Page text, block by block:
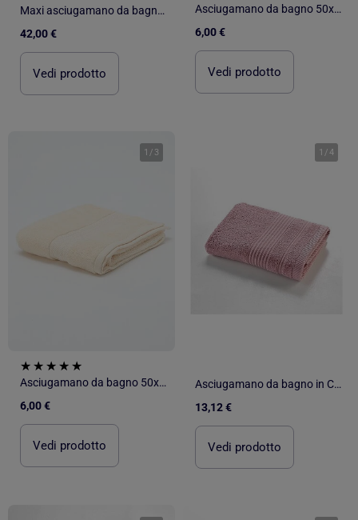
Maxi asciugamano da bagno cotone lino spugna LINA
42,00 €
Vedi prodotto
Asciugamano da bagno 50x90 cm
6,00 €
Vedi prodotto
1 / 3
Asciugamano da bagno 50x90 cm
6,00 €
Vedi prodotto
1 /4
Asciugamano da bagno in Cotone Douceur d'Intérieur
13,12 €
Vedi prodotto